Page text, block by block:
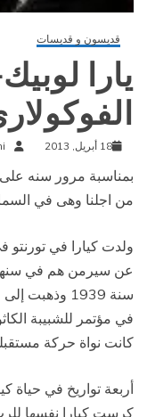
قديسون و قديسات
يارا
18 أبريل, 2013
بمناسبة مرور سنه على
من اجلنا وهى في
عن سيرمن هم في سنها
سنة 1939
في مؤتمر للشبيبة
كانت نواة حركة
كرست كيارا نفسها